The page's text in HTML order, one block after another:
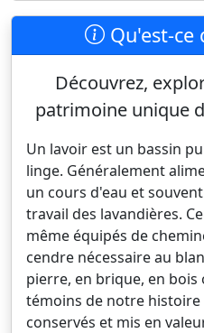
Qu'est-ce
Découvrez,
patrimoine unique
Un lavoir est un bassin
linge. Généralement
un cours d'eau et
travail des lavandières.
même équipés de
cendre nécessaire au
pierre, en brique, en bois
témoins de notre
conservés et mis en